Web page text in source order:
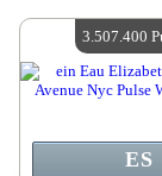
Verfügbare
ES
3.507.400